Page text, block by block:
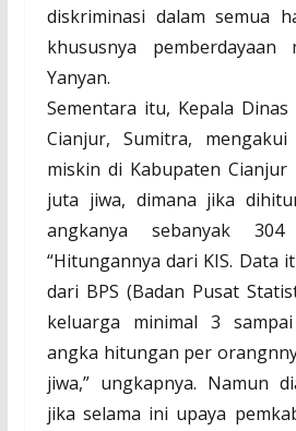
diskriminasi dalam semua
khususnya pemberdayaan
Yanyan.
Sementara itu, Kepala Dinas
Cianjur, Sumitra,
miskin di Kabupaten
juta jiwa, dimana jika
angkanya sebanyak
“Hitungannya dari KIS. Data
dari BPS (Badan Pusat
keluarga minimal 3
angka hitungan per
jiwa,” ungkapnya. Namun
jika selama ini upaya